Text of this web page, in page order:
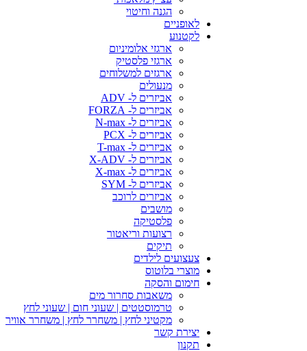
הגנה וחיטוי
לאופניים
לקטנוע
ארגזי אלומיניום
ארגזי פלסטיק
ארגזים למשלוחים
מנעולים
אביזרים ל- ADV
אביזרים ל- FORZA
אביזרים ל- N-max
אביזרים ל- PCX
אביזרים ל- T-max
אביזרים ל- X-ADV
אביזרים ל- X-max
אביזרים ל- SYM
אביזרים לרוכב
מושבים
פלסטיקה
רצועות וריאטור
תיקים
צעצועים לילדים
מוצרי בלוטוס
חימום והסקה
משאבות סחרור מים
טרמוסטטים | שעוני חום | שעוני לחץ
מקטיני לחץ | משחרר לחץ | משחרר אוויר
יצירת קשר
תקנון